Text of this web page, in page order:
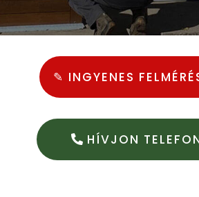
✎ INGYENES
HÍVJON